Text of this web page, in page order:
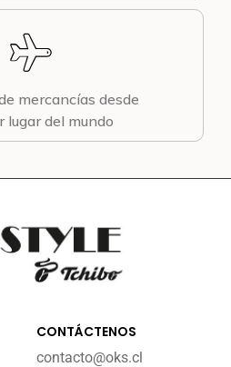
mercancías desde
lugar del mundo
CONTÁCTENOS
contacto@oks.cl